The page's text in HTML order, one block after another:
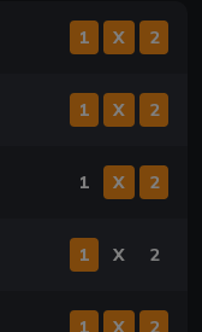
1 X 2
1 X 2
1 X 2
1 X 2
1 X 2